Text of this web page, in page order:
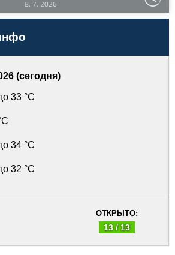
8. 7. 2026
(сегодня)
33 °C
34 °C
32 °C
ОТКРЫТО:
13 / 13